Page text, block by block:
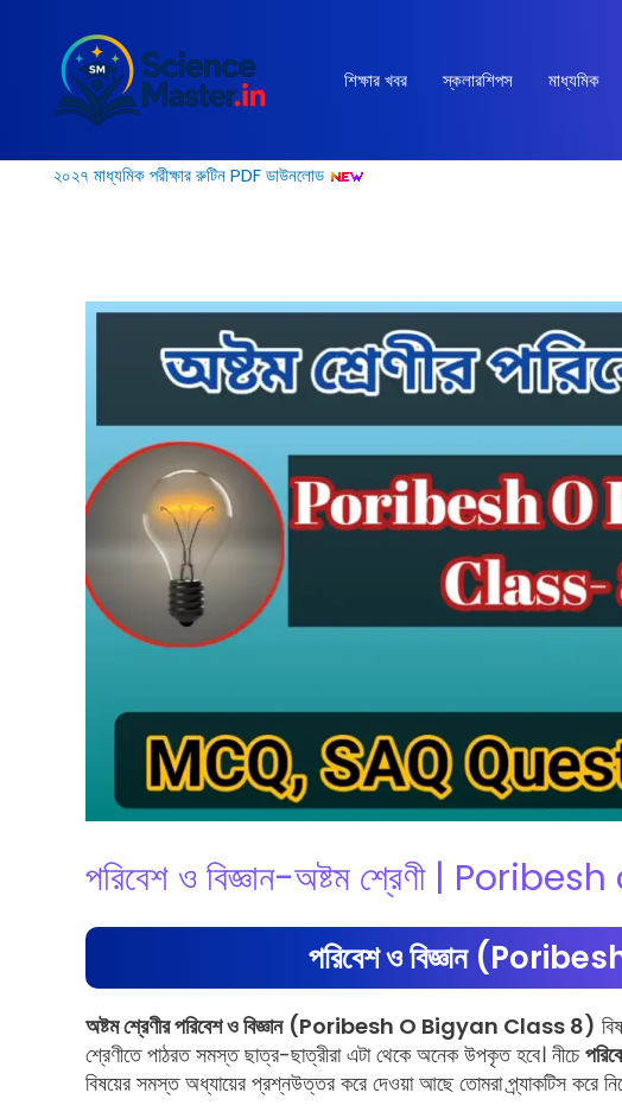
content
শিক্ষার খবর স্কলারশিপস মাধ্যমিক
২০২৭ মাধ্যমিক পরীক্ষার রুটিন PDF ডাউনলোড
পরিবেশ ও বিজ্ঞান-অষ্টম শ্রেণী |
পরিবেশ ও বিজ্ঞান
অষ্টম শ্রেণীর পরিবেশ ও বিজ্ঞান (Poribesh O Bigyan Class 8)
শ্রেণীতে পাঠরত সমস্ত ছাত্র-ছাত্রীরা এটা থেকে অনেক উপকৃত হবে। নীচে
বিষয়ের সমস্ত অধ্যায়ের প্রশ্নউত্তর করে দেওয়া আছে তোমরা প্র্যাকটিস করে